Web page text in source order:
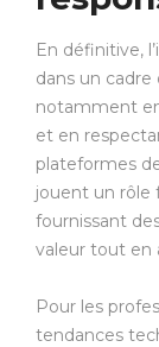
En définitive,
dans un cadre
notamment
et en
plateformes
jouent un rôle
fournissant
valeur tout en
Pour les
tendances